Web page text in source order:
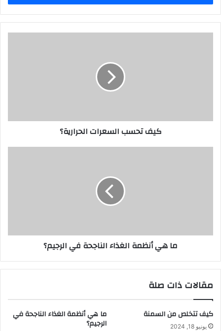
كيف تحسب السعرات الحرارية؟
ما هي أنظمة الغذاء الناجحة في الرجيم؟
مقالات ذات صلة
كيف تتخلص من السمنة
يونيو 18, 2024
ما هي أنظمة الغذاء الناجحة في
الرجيم؟